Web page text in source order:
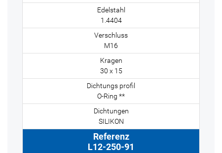
1.4404
M16
30 x 15
O-Ring **
SILIKON
L12-250-91